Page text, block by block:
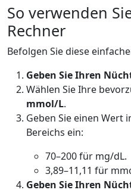
So verwenden
Rechner
Befolgen Sie diese
Geben Sie Ihren
Wählen Sie Ihre
mmol/L.
Geben Sie einen Wert
Bereichs ein:
70–200 für mg/dL.
3,89–11,11 für
Geben Sie Ihren